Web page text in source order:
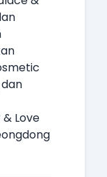
Love